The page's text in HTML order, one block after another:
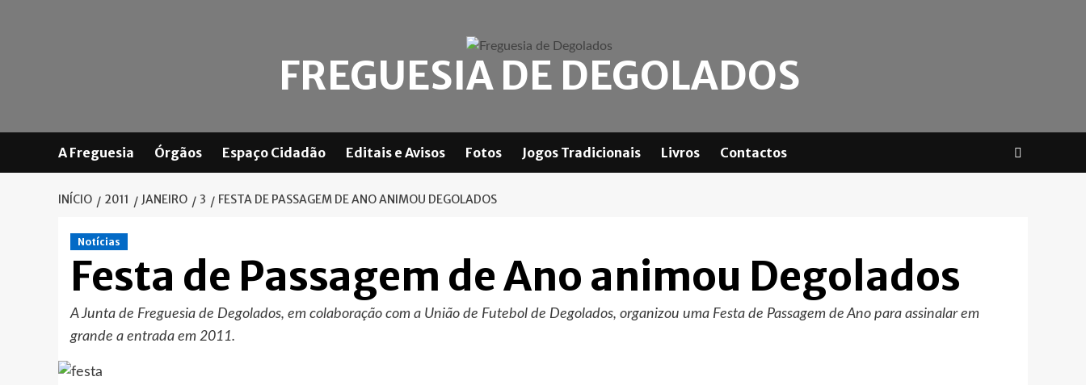
FREGUESIA DE DEGOLADOS
A Freguesia Órgãos Espaço Cidadão Editais e Avisos Fotos Jogos Tradicionais Livros Contactos
INÍCIO 2011 JANEIRO 3 FESTA DE PASSAGEM DE ANO ANIMOU DEGOLADOS
Notícias
Festa de Passagem de Ano animou Degolados
A Junta de Freguesia de Degolados, em colaboração com a União de Futebol de Degolados, organizou uma Festa de Passagem de Ano para assinalar em
grande a entrada em 2011.